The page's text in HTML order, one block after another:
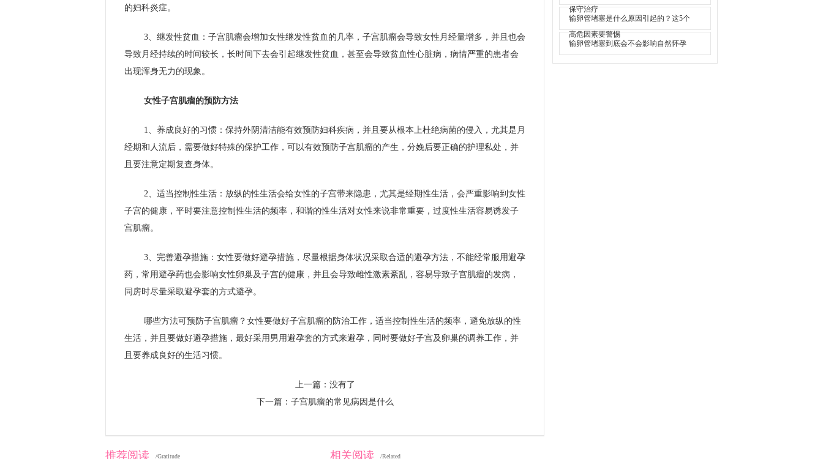
的妇科炎症。
3、继发性贫血：子宫肌瘤会增加女性继发性贫血的几率，子宫肌瘤会导致女性月经量增多，并且也会
导致月经持续的时间较长，长时间下去会引起继发性贫血，甚至会导致贫血性心脏病，病情严重的患者会
出现浑身无力的现象。
女性子宫肌瘤的预防方法
1、养成良好的习惯：保持外阴清洁能有效预防妇科疾病，并且要从根本上杜绝病菌的侵入，尤其是月
经期和人流后，需要做好特殊的保护工作，可以有效预防子宫肌瘤的产生，分娩后要正确的护理私处，并
且要注意定期复查身体。
2、适当控制性生活：放纵的性生活会给女性的子宫带来隐患，尤其是经期性生活，会严重影响到女性
子宫的健康，平时要注意控制性生活的频率，和谐的性生活对女性来说非常重要，过度性生活容易诱发子
宫肌瘤。
3、完善避孕措施：女性要做好避孕措施，尽量根据身体状况采取合适的避孕方法，不能经常服用避孕
药，常用避孕药也会影响女性卵巢及子宫的健康，并且会导致雌性激素紊乱，容易导致子宫肌瘤的发病，
同房时尽量采取避孕套的方式避孕。
哪些方法可预防子宫肌瘤？女性要做好子宫肌瘤的防治工作，适当控制性生活的频率，避免放纵的性
生活，并且要做好避孕措施，最好采用男用避孕套的方式来避孕，同时要做好子宫及卵巢的调养工作，并
且要养成良好的生活习惯。
上一篇：没有了
下一篇： 子宫肌瘤的常见病因是什么
推荐阅读 /Gratitude 相关阅读 /Related
保守治疗
输卵管堵塞是什么原因引起的？这5个
高危因素要警惕
输卵管堵塞到底会不会影响自然怀孕